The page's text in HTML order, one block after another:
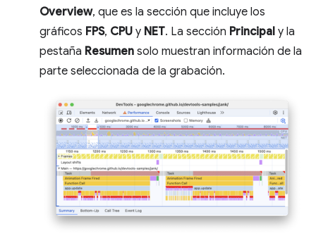
Overview, que es la sección que incluye los
gráficos FPS, CPU y NET. La sección Principal y la
pestaña Resumen solo muestran información de la
parte seleccionada de la grabación.